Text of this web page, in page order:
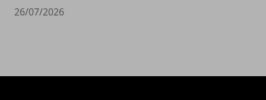
26/07/2026